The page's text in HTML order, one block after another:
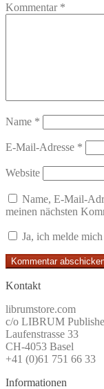
Kommentar *
Name *
E-Mail-Adresse *
Website
Name, E-Mail-
meinen nächsten
Ja, ich melde
Kontakt
librumstore.com
c/o LIBRUM
Laufenstrasse 33
CH-4053 Basel
+41 (0)61 751 66 33
Informationen